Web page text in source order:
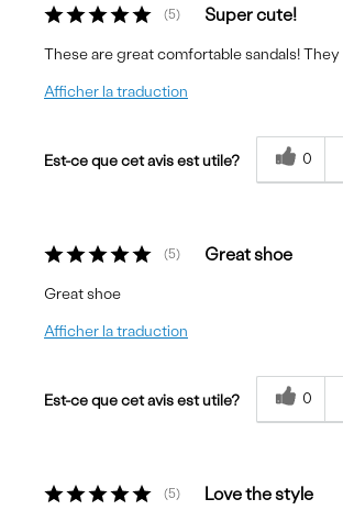
5 Super cute!
These are great comfortable sandals!
Afficher la traduction
Est-ce que cet avis est utile? 0
5 Great shoe
Great shoe
Afficher la traduction
Est-ce que cet avis est utile? 0
5 Love the style